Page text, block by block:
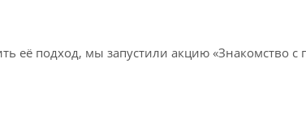
её подход, мы запустили акцию «Знакомство с